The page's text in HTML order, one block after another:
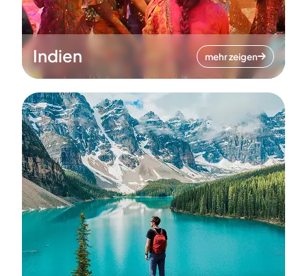
Indien mehr zeigen